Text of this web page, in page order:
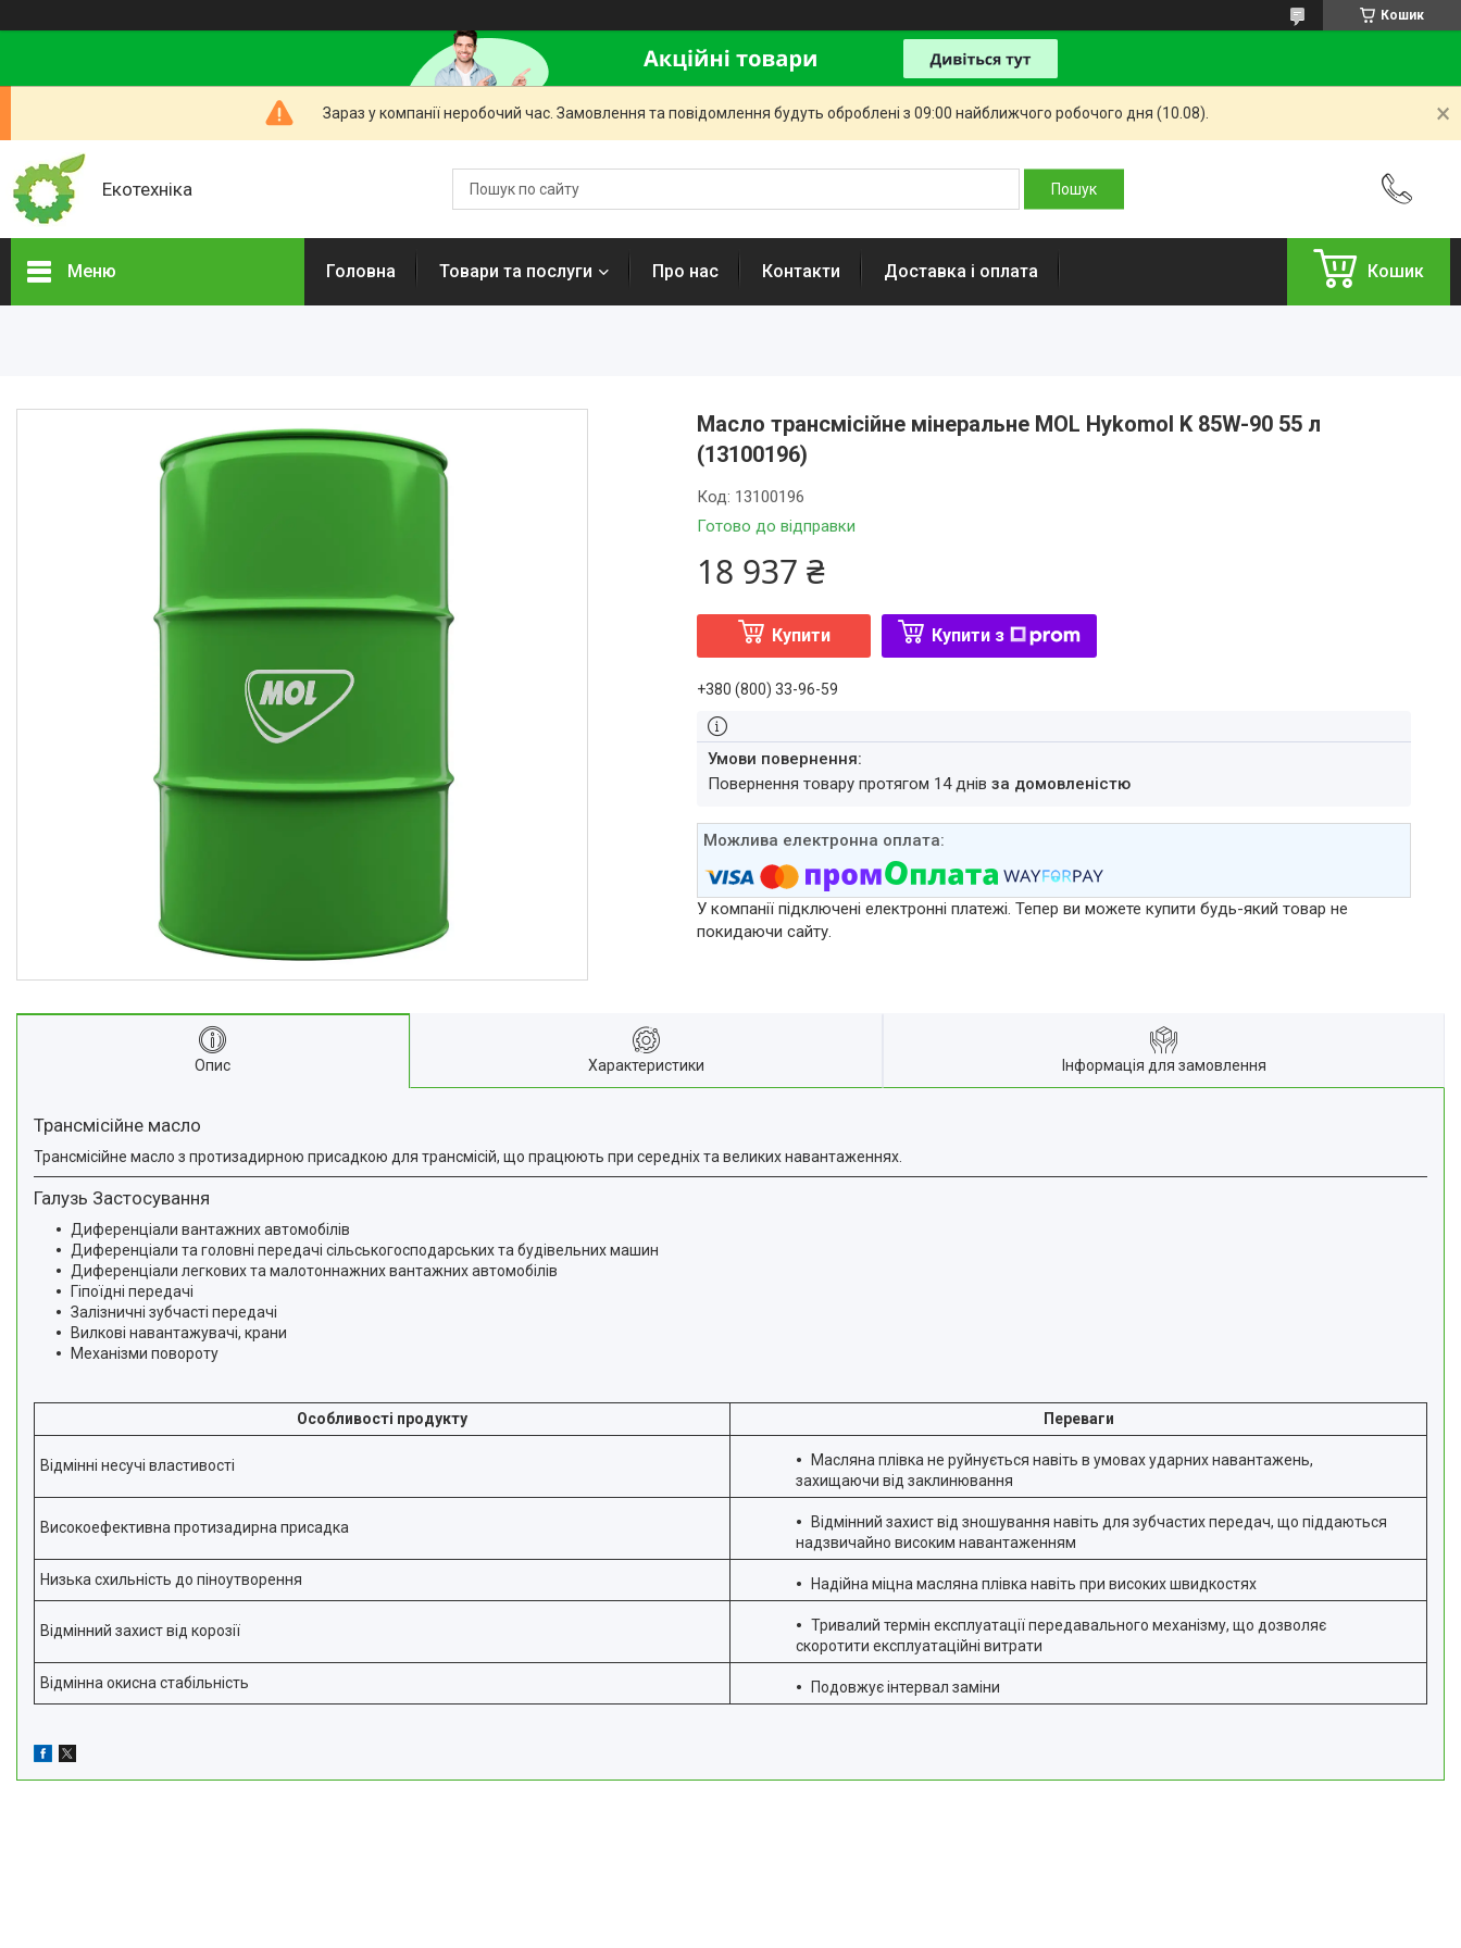
Кошик
Зараз у компанії неробочий час. Замовлення та повідомлення будуть оброблені з 09:00 найближчого робочого дня (10.08).
Екотехніка
Меню
Доставка і оплата
Головна Товари та послуги Про нас Контакти Доставка і оплата Кошик
Масло трансмісійне мінеральне MOL Hykomol K 85W-90 55 л
(13100196)
Готово до відправки
Код: 13100196
18 937 ₴
Купити Купити з
+380 (800) 33-96-59
повернення товару протягом 14 днівза домовленістю
У компанії підключені електронні платежі. Тепер ви можете купити будь-який товар не
покидаючи сайту.
Опис Характеристики Інформація для замовлення
Трансмісійне масло
Трансмісійне масло з протизадирною присадкою для трансмісій, що працюють при середніх та великих навантаженнях.
Галузь Застосування
Диференціали вантажних автомобілів
Диференціали та головні передачі сільськогосподарських та будівельних машин
Диференціали легкових та малотоннажних вантажних автомобілів
Гіпоїдні передачі
Залізничні зубчасті передачі
Вилкові навантажувачі, крани
Механізми повороту
Особливості продукту Переваги
Відмінні несучі властивості
Масляна плівка не руйнується навіть в умовах ударних навантажень,
захищаючи від заклинювання
Високоефективна протизадирна присадка
Відмінний захист від зношування навіть для зубчастих передач, що піддаються
надзвичайно високим навантаженням
Низька схильність до піноутворення Надійна міцна масляна плівка навіть при високих швидкостях
Відмінний захист від корозії
Тривалий термін експлуатації передавального механізму, що дозволяє
скоротити експлуатаційні витрати
Відмінна окисна стабільність Подовжує інтервал заміни